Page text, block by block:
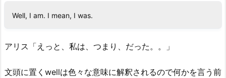
Well, I am. I mean, I was.
アリス「えっと、私は、つまり、だった。。」
文頭に置くwellは色々な意味に解釈されるので何かを言う前